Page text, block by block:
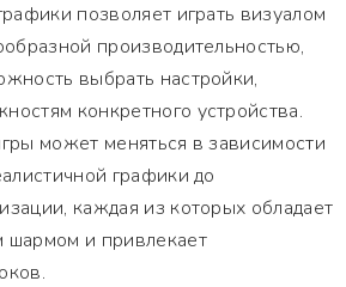
позволяет играть визуалом
производительностью,
выбрать настройки,
конкретного устройства.
может меняться в зависимости
графики до
каждая из которых обладает
шармом и привлекает